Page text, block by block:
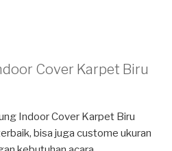
Cover Karpet Biru
Indoor Cover Karpet Biru
bisa juga custome ukuran